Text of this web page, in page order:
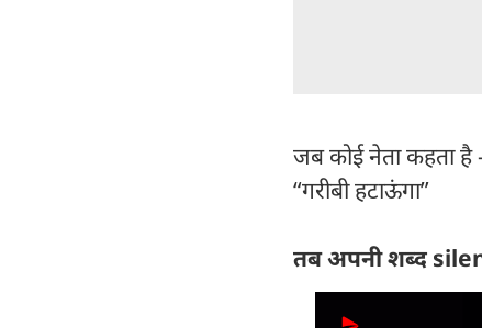
जब कोई नेता कहता है
“गरीबी हटाऊंगा”
तब अपनी शब्द